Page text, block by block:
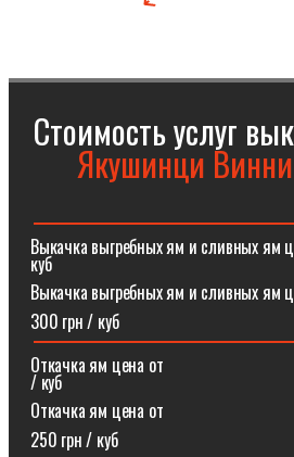
Стоимость услуг
Якушинци
Выкачка выгребных ям и сливных
куб
Выкачка выгребных ям и сливных ям
300 грн / куб
Откачка ям цена от
/ куб
Откачка ям цена от
250 грн / куб